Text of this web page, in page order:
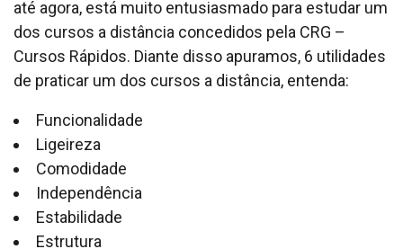
até agora, está muito entusiasmado para estudar um
dos cursos a distância concedidos pela CRG –
Cursos Rápidos. Diante disso apuramos, 6 utilidades
de praticar um dos cursos a distância, entenda:
Funcionalidade
Ligeireza
Comodidade
Independência
Estabilidade
Estrutura